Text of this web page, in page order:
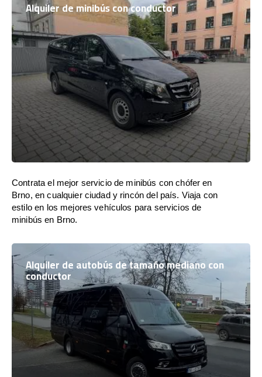
Alquiler de minibús con conductor
Contrata el mejor servicio de minibús con chófer en
Brno, en cualquier ciudad y rincón del país. Viaja con
estilo en los mejores vehículos para servicios de
minibús en Brno.
Alquiler de autobús de tamaño mediano con
conductor